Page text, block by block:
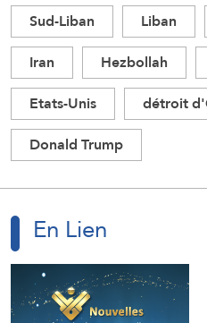
Sud-Liban Liban
Iran
Hezbollah
Etats-Unis
détroit
Donald Trump
En Lien